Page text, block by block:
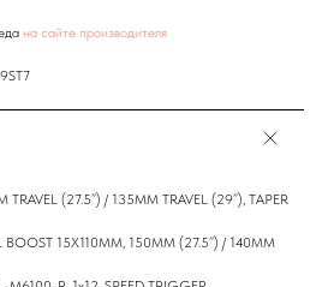
на сайте производителя
TRAVEL (27.5”) / 135MM TRAVEL (29”), TAPER
BOOST 15X110MM, 150MM (27.5”) / 140MM